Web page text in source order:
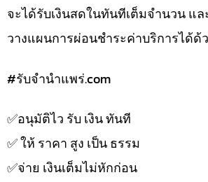
จะได้รับเงินสดในทันทีเต็มจำนวน แ
วางแผนการผ่อนชำระค่าบริการได้ด้
#รับจํานําแพร่.com
✅️อนุมัติไว รับ เงิน ทันที
✅️ ให้ ราคา สูง เป็น ธรรม
✅️จ่าย เงินเต็มไม่หักก่อน